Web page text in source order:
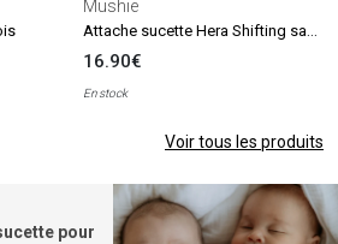
Mushie
Attache sucette Hera Shifting sand
16.90€
En stock
Voir tous les produits
pour